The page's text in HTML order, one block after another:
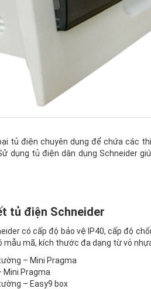
tủ điện chuyên dụng để chứa các
dụng tủ điện dân dụng Schneider
tủ điện Schneider
có cấp độ bảo vệ IP40, cấp độ
mẫu mã, kích thước đa dạng từ vỏ
– Mini Pragma
Mini Pragma
– Easy9 box